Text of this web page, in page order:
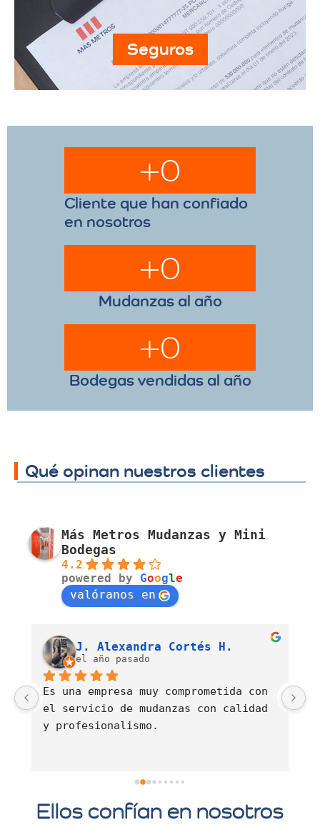
Seguros
Cliente que han confiado
en nosotros
+0
Mudanzas al año
+0
Bodegas vendidas al año
+0
Qué opinan nuestros clientes
Más Metros Mudanzas y Mini
Bodegas
4.2
powered by Google
valóranos en
J. Alexandra Cortés H.
el año pasado
Es una empresa muy comprometida con
el servicio de mudanzas con calidad
y profesionalismo.
Ellos confían en nosotros